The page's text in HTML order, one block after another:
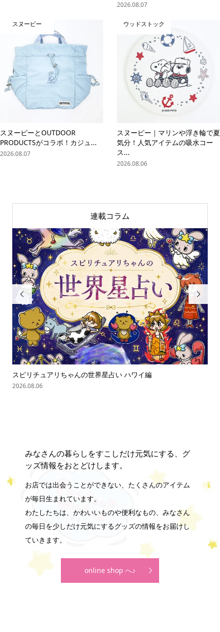
2026.08.07
スヌーピー
スヌーピーとOUTDOOR
PRODUCTSがコラボ！カジュ...
2026.08.07
ウッドストック
スヌーピー｜マリンや浮き輪で夏
気分！人気アイテムの吸水コー
ス...
2026.08.06
連載コラム

スピリチュアリちゃんの世界星占い ハワイ編
2026.08.06

みなさんの暮らしをすこしだけ元気にする、グ
ッズ情報をおとどけします。
お店では出会うことができない、たくさんのアイテム
が毎日生まれています。
わたしたちは、かわいいものや便利なもの、みなさん
の毎日を少しだけ元気にするグッズの情報をお届けし
ていきます。
online shop へ♪